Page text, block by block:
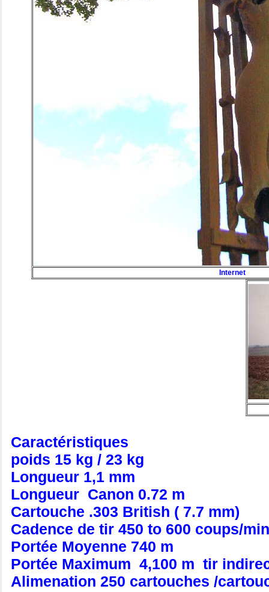
Internet
Caractéristiques
poids 15 kg / 23 kg
Longueur 1,1 mm
Longueur Canon 0.72 m
Cartouche .303 British ( 7.7 mm)
Cadence de tir 450 to 600 coups/min
Portée Moyenne 740 m
Portée Maximum 4,100 m tir
Alimenation 250 cartouches /